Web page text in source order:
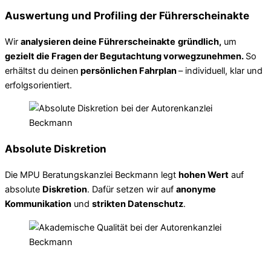
Auswertung und Profiling der Führerscheinakte
Wir analysieren deine Führerscheinakte gründlich, um
gezielt die Fragen der Begutachtung vorwegzunehmen. So
erhältst du deinen persönlichen Fahrplan– individuell, klar und
erfolgsorientiert.
Absolute Diskretion
Die MPU Beratungskanzlei Beckmann legt hohen Wert auf
absolute Diskretion. Dafür setzen wir auf anonyme
Kommunikation und strikten Datenschutz.